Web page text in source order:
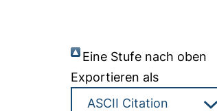
Eine Stufe nach oben
Exportieren als